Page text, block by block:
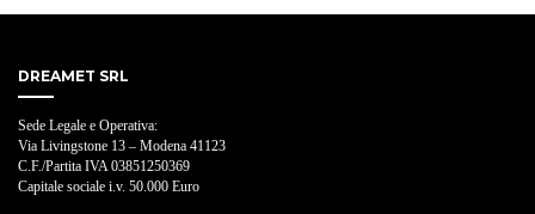
DREAMET SRL
Sede Legale e Operativa:
Via Livingstone 13 – Modena 41123
C.F./Partita IVA 03851250369
Capitale sociale i.v. 50.000 Euro